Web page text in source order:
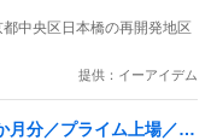
中央区日本橋の再開発地区
提供：イーアイデム
月分／プライム上場／残